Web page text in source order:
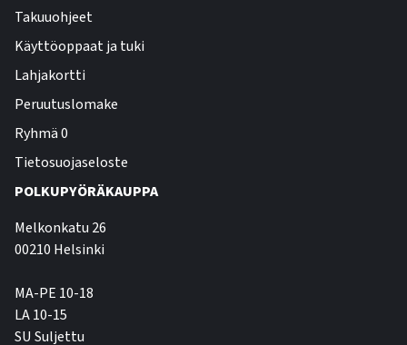
Takuuohjeet
Käyttöoppaat ja tuki
Lahjakortti
Peruutuslomake
Ryhmä 0
Tietosuojaseloste
POLKUPYÖRÄKAUPPA
Melkonkatu 26
00210 Helsinki
MA-PE 10-18
LA 10-15
SU Suljettu